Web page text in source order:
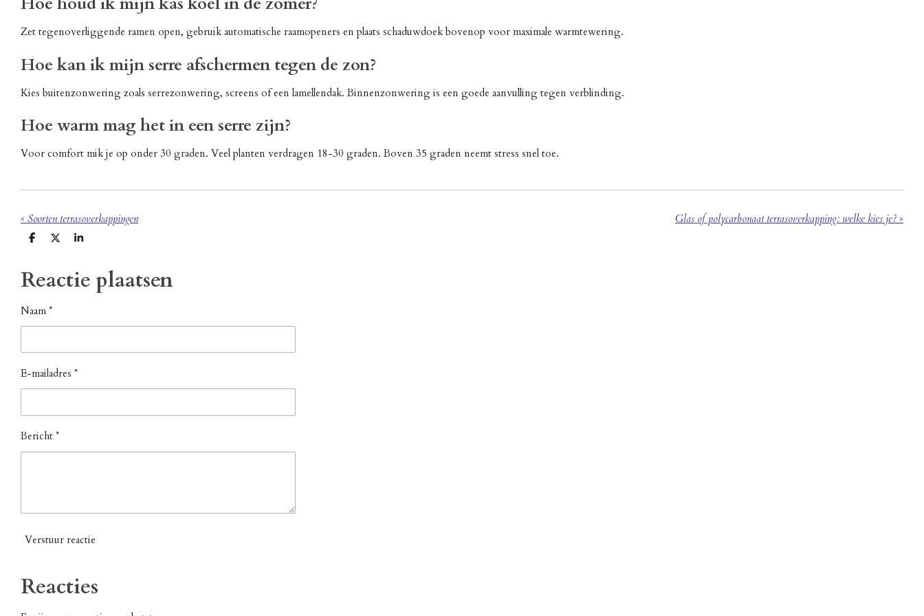
Zet tegenoverliggende ramen open, gebruik automatische raamopeners en plaats schaduwdoek bovenop voor maximale warmtewering.
Hoe kan ik mijn serre afschermen tegen de zon?
Kies buitenzonwering zoals serrezonwering, screens of een lamellendak. Binnenzonwering is een goede aanvulling tegen verblinding.
Hoe warm mag het in een serre zijn?
Voor comfort mik je op onder 30 graden. Veel planten verdragen 18-30 graden. Boven 35 graden neemt stress snel toe.
« Soorten terrasoverkappingen Glas of polycarbonaat terrasoverkapping: welke kies je? »
D
e
n
D
S
r
e
Reactie plaatsen
Naam *
E-mailadres *
Bericht *
Verstuur reactie
Reacties